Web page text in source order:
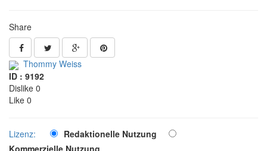
Share
Thommy Weiss
ID : 9192
Dislike 0
Like 0
Lizenz:
Redaktionelle Nutzung
Kommerzielle Nutzung